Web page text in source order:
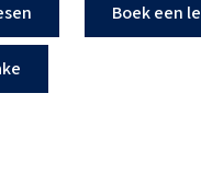
Boek een